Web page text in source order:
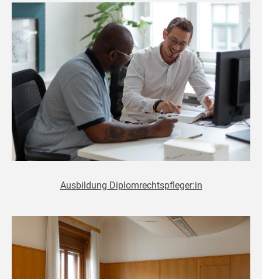
Ausbildung Diplomrechtspfleger:in